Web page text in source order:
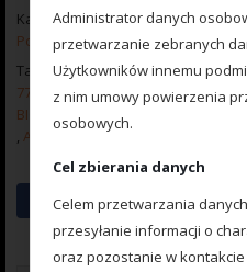
Kategorie:Method Feeder ARC
Podajniki
Tagi:
777001125 FOREMKA MAD CARP Z
BIG BOYLE / BIG BOY
, ARC XXL BIG BOY
Administrator danych
przetwarzanie zebranych
Użytkowników innemu
z nim umowy powierzenia
osobowych.
Cel zbierania danych
Celem przetwarzania
przesyłanie informacji o
oraz pozostanie w